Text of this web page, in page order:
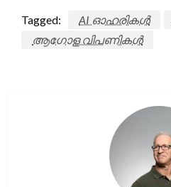
Tagged: AI ഓഹരികൾ
ആഗോള വിപണികൾ